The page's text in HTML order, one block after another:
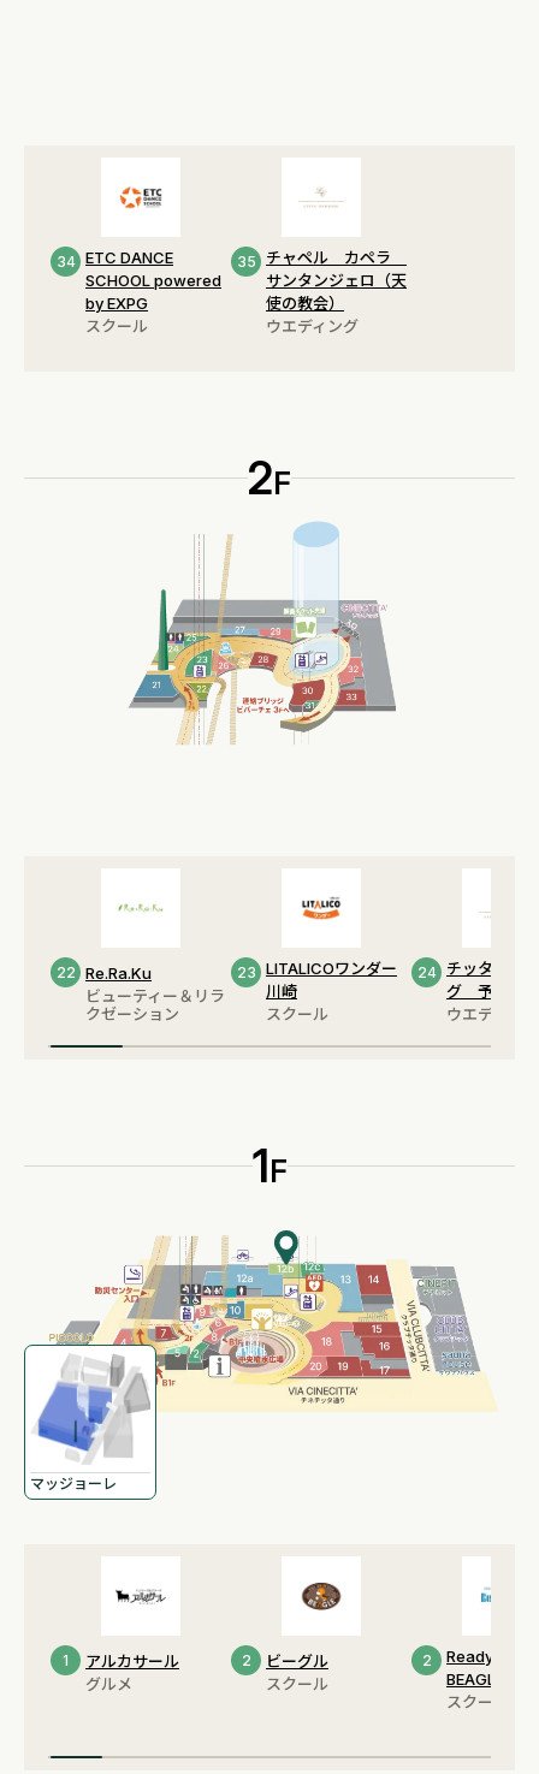
マッジョーレ
34 ETC DANCE
SCHOOL powered
by EXPG
スクール
35
チャペル カペラ
サンタンジェロ（天
使の教会）
ウエディング
2F
22 Re.Ra.Ku
ビューティー＆リラ
クゼーション
23 LITALICOワンダー
川崎
スクール
24
チッタウエ
グ 予約デ
ウエディング
1F
1
アルカサール
グルメ
2
ビーグル
スクール
2
Ready Up by
BEAGLE
スクール